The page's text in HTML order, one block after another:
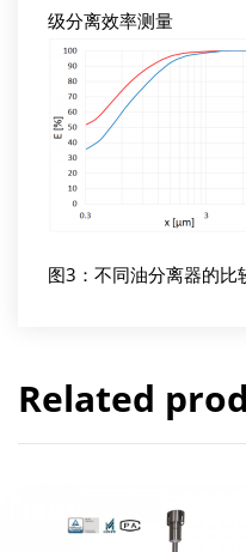
级分离效率测量
图3：不同油分离器的比
Related